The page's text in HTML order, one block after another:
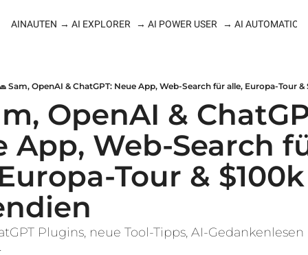
AINAUTEN → AI EXPLORER → AI POWER USER → AI AUTOMATION
Sam, OpenAI & ChatGPT: Neue App, Web-Search für alle, Europa-Tour
OpenAI &
App, Web-Search
Tour & $100k
Plugins, neue Tool-Tipps, AI-Gedankenlesen